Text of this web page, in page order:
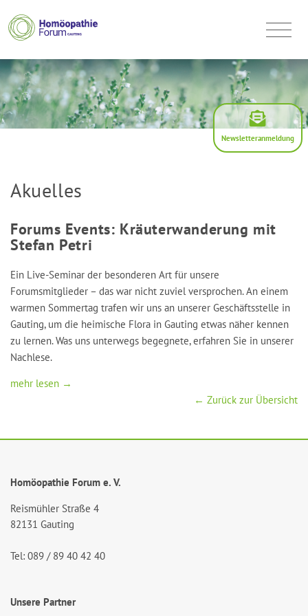
Newsletteranmeldung
Akuelles
Forums Events: Kräuterwanderung mit
Stefan Petri
Ein Live-Seminar der besonderen Art für unsere
Forumsmitglieder – das war nicht zuviel versprochen. An einem
warmen Sommertag trafen wir uns an unserer Geschäftsstelle in
Gauting, um die heimische Flora in Gauting etwas näher kennen
zu lernen. Was uns unterwegs begegnete, erfahren Sie in unserer
Nachlese.
mehr lesen →
← Zurück zur Übersicht
Homöopathie Forum e. V.
Reismühler Straße 4
82131 Gauting
Tel: 089 / 89 40 42 40
Unsere Partner